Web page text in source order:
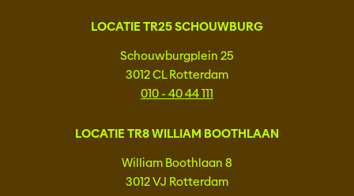
LOCATIE TR25 SCHOUWBURG
Schouwburgplein 25
3012 CL Rotterdam
010 - 40 44 111
LOCATIE TR8 WILLIAM BOOTHLAAN
William Boothlaan 8
3012 VJ Rotterdam